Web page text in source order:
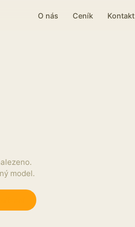
O nás Ceník Kontakt
model.